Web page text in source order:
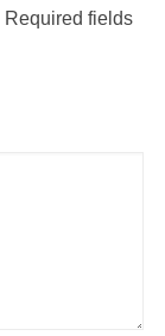
Required fields